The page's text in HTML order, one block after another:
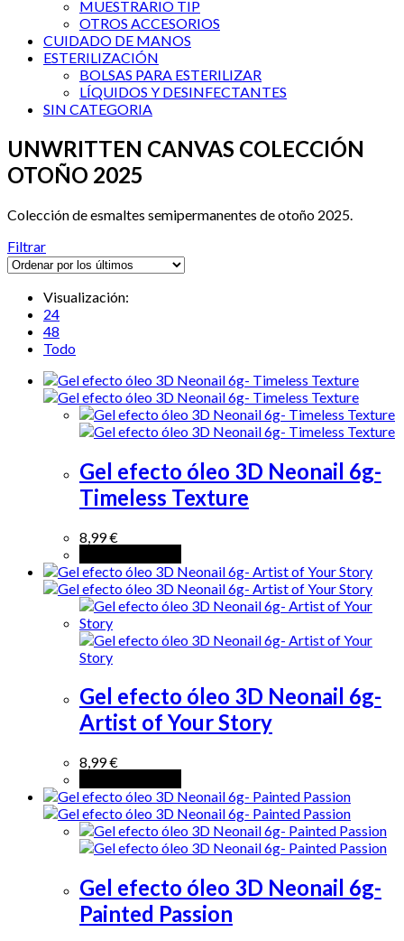
MUESTRARIO TIP
OTROS ACCESORIOS
CUIDADO DE MANOS
ESTERILIZACIÓN
BOLSAS PARA ESTERILIZAR
LÍQUIDOS Y DESINFECTANTES
SIN CATEGORIA
UNWRITTEN CANVAS COLECCIÓN
OTOÑO 2025
Colección de esmaltes semipermanentes de otoño 2025.
Filtrar
Visualización:
24
48
Todo
Gel efecto óleo 3D Neonail 6g-
Timeless Texture
8,99€
Gel efecto óleo 3D Neonail 6g-
Artist of Your Story
8,99€
Gel efecto óleo 3D Neonail 6g-
Painted Passion